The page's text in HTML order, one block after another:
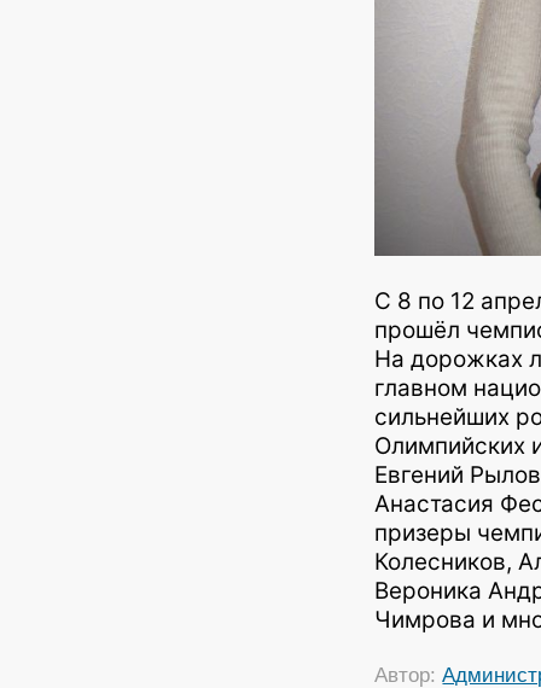
С 8 по 12
прошёл
На дорожках
главном
сильнейших
Олимпийских
Евгений
Анастасия
призеры
Колесников,
Вероника
Чимрова и
Автор: